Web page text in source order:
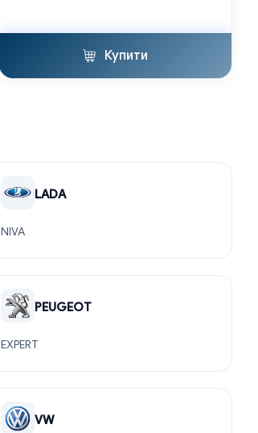
Купити
LADA
NIVA
PEUGEOT
EXPERT
VW